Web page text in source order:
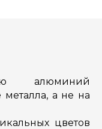
алюминий
металла, а не на
цветов